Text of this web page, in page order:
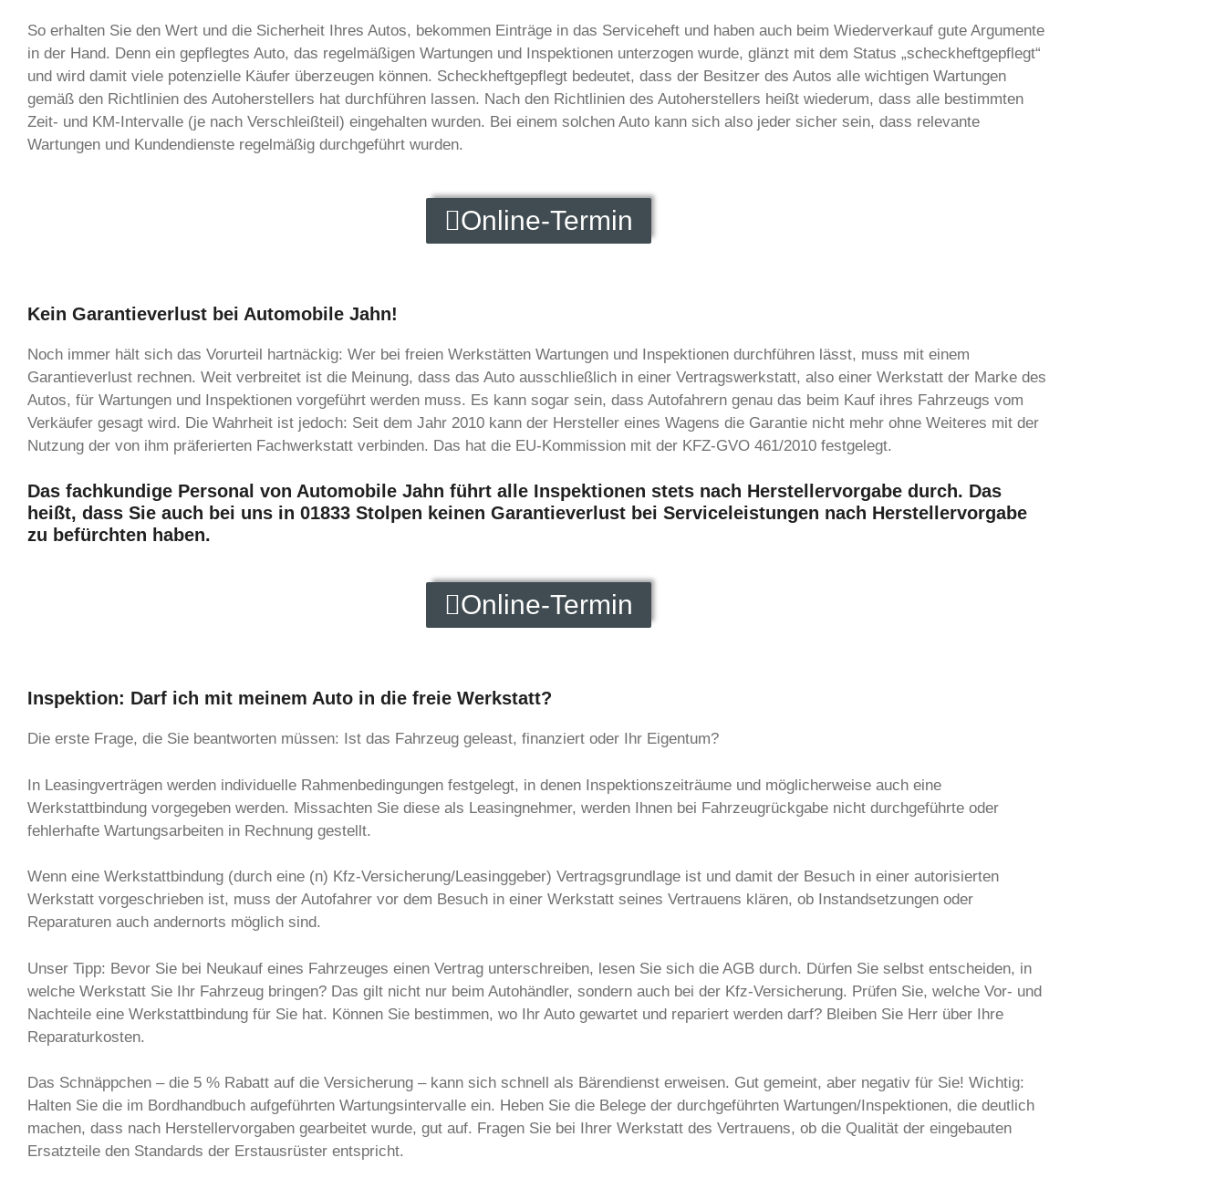
So erhalten Sie den Wert und die Sicherheit Ihres Autos, bekommen Einträge in das Serviceheft und haben auch beim Wiederverkauf gute Argumente
in der Hand. Denn ein gepflegtes Auto, das regelmäßigen Wartungen und Inspektionen unterzogen wurde, glänzt mit dem Status „scheckheftgepflegt“
und wird damit viele potenzielle Käufer überzeugen können. Scheckheftgepflegt bedeutet, dass der Besitzer des Autos alle wichtigen Wartungen
gemäß den Richtlinien des Autoherstellers hat durchführen lassen. Nach den Richtlinien des Autoherstellers heißt wiederum, dass alle bestimmten
Zeit- und KM-Intervalle (je nach Verschleißteil) eingehalten wurden. Bei einem solchen Auto kann sich also jeder sicher sein, dass relevante
Wartungen und Kundendienste regelmäßig durchgeführt wurden.
Online-Termin
Kein Garantieverlust bei Automobile Jahn!
Noch immer hält sich das Vorurteil hartnäckig: Wer bei freien Werkstätten Wartungen und Inspektionen durchführen lässt, muss mit einem
Garantieverlust rechnen. Weit verbreitet ist die Meinung, dass das Auto ausschließlich in einer Vertragswerkstatt, also einer Werkstatt der Marke des
Autos, für Wartungen und Inspektionen vorgeführt werden muss. Es kann sogar sein, dass Autofahrern genau das beim Kauf ihres Fahrzeugs vom
Verkäufer gesagt wird. Die Wahrheit ist jedoch: Seit dem Jahr 2010 kann der Hersteller eines Wagens die Garantie nicht mehr ohne Weiteres mit der
Nutzung der von ihm präferierten Fachwerkstatt verbinden. Das hat die EU-Kommission mit der KFZ-GVO 461/2010 festgelegt.
Das fachkundige Personal von Automobile Jahn führt alle Inspektionen stets nach Herstellervorgabe durch. Das
heißt, dass Sie auch bei uns in 01833 Stolpen keinen Garantieverlust bei Serviceleistungen nach Herstellervorgabe
zu befürchten haben.
Online-Termin
Inspektion: Darf ich mit meinem Auto in die freie Werkstatt?
Die erste Frage, die Sie beantworten müssen: Ist das Fahrzeug geleast, finanziert oder Ihr Eigentum?
In Leasingverträgen werden individuelle Rahmenbedingungen festgelegt, in denen Inspektionszeiträume und möglicherweise auch eine
Werkstattbindung vorgegeben werden. Missachten Sie diese als Leasingnehmer, werden Ihnen bei Fahrzeugrückgabe nicht durchgeführte oder
fehlerhafte Wartungsarbeiten in Rechnung gestellt.
Wenn eine Werkstattbindung (durch eine (n) Kfz-Versicherung/Leasinggeber) Vertragsgrundlage ist und damit der Besuch in einer autorisierten
Werkstatt vorgeschrieben ist, muss der Autofahrer vor dem Besuch in einer Werkstatt seines Vertrauens klären, ob Instandsetzungen oder
Reparaturen auch andernorts möglich sind.
Unser Tipp: Bevor Sie bei Neukauf eines Fahrzeuges einen Vertrag unterschreiben, lesen Sie sich die AGB durch. Dürfen Sie selbst entscheiden, in
welche Werkstatt Sie Ihr Fahrzeug bringen? Das gilt nicht nur beim Autohändler, sondern auch bei der Kfz-Versicherung. Prüfen Sie, welche Vor- und
Nachteile eine Werkstattbindung für Sie hat. Können Sie bestimmen, wo Ihr Auto gewartet und repariert werden darf? Bleiben Sie Herr über Ihre
Reparaturkosten.
Das Schnäppchen – die 5 % Rabatt auf die Versicherung – kann sich schnell als Bärendienst erweisen. Gut gemeint, aber negativ für Sie! Wichtig:
Halten Sie die im Bordhandbuch aufgeführten Wartungsintervalle ein. Heben Sie die Belege der durchgeführten Wartungen/Inspektionen, die deutlich
machen, dass nach Herstellervorgaben gearbeitet wurde, gut auf. Fragen Sie bei Ihrer Werkstatt des Vertrauens, ob die Qualität der eingebauten
Ersatzteile den Standards der Erstausrüster entspricht.